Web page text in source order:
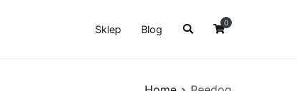
Sklep Blog
0